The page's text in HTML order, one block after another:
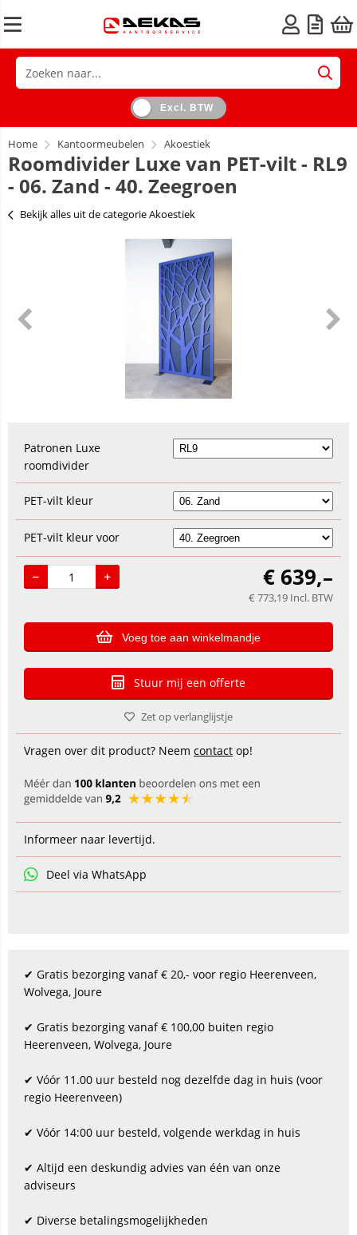
Excl. BTW
Home Kantoormeubelen Akoestiek
Roomdivider Luxe van PET-vilt - RL9
- 06. Zand - 40. Zeegroen
Bekijk alles uit de categorie Akoestiek
Patronen Luxe
roomdivider
PET-vilt kleur
PET-vilt kleur voor
€ 639,–
€ 773,19 Incl. BTW
Voeg toe aan winkelmandje
Stuur mij een offerte
Zet op verlanglijstje
Vragen over dit product? Neem contact op!
Informeer naar levertijd.
Deel via WhatsApp
✔ Gratis bezorging vanaf € 20,- voor regio Heerenveen,
Wolvega, Joure
✔ Gratis bezorging vanaf € 100,00 buiten regio
Heerenveen, Wolvega, Joure
✔ Vóór 11.00 uur besteld nog dezelfde dag in huis (voor
regio Heerenveen)
✔ Vóór 14:00 uur besteld, volgende werkdag in huis
✔ Altijd een deskundig advies van één van onze
adviseurs
✔ Diverse betalingsmogelijkheden